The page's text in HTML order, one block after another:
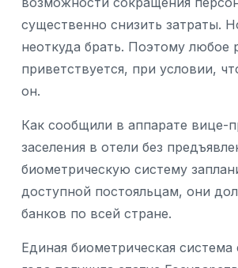
существенно снизить затраты.
неоткуда брать. Поэтому любое
приветствуется, при условии,
он.
Как сообщили в аппарате вице-
заселения в отели без
биометрическую систему
доступной постояльцам, они
банков по всей стране.
Единая биометрическая